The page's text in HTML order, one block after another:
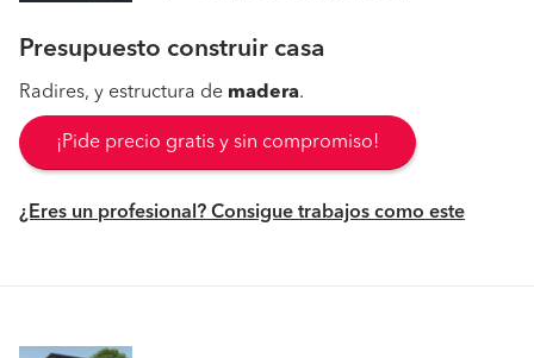
Presupuesto construir casa
Radires, y estructura de madera.
¡Pide precio gratis y sin compromiso!
¿Eres un profesional? Consigue trabajos como este